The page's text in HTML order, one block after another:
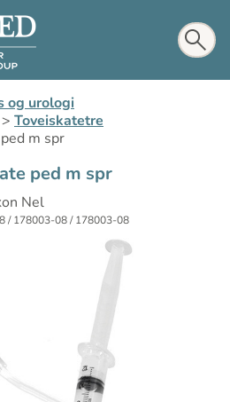
og urologi
> Toveiskatetre
m spr
ped m spr
Nel
/ 178003-08 / 178003-08